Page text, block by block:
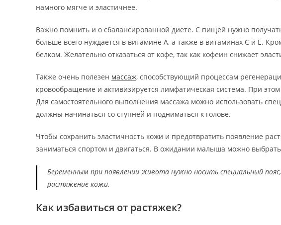
намного мягче и эластичнее.
Важно помнить и о сбалансированной диете. С пищей нужно
больше всего нуждается в витамине А, а также в витаминах С и Е.
белком. Желательно отказаться от кофе, так как кофеин снижает
Также очень полезен массаж, способствующий процессам
кровообращение и активизируется лимфатическая система. При
Для самостоятельного выполнения массажа можно использовать
должны начинаться со ступней и подниматься к голове.
Чтобы сохранить эластичность кожи и предотвратить появление
заниматься спортом и двигаться. В ожидании малыша можно
Беременным при появлении живота нужно носить специальный
растяжение кожи.
Как избавиться от растяжек?